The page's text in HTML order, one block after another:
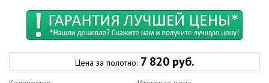
Цена за полотно:7 820 руб.